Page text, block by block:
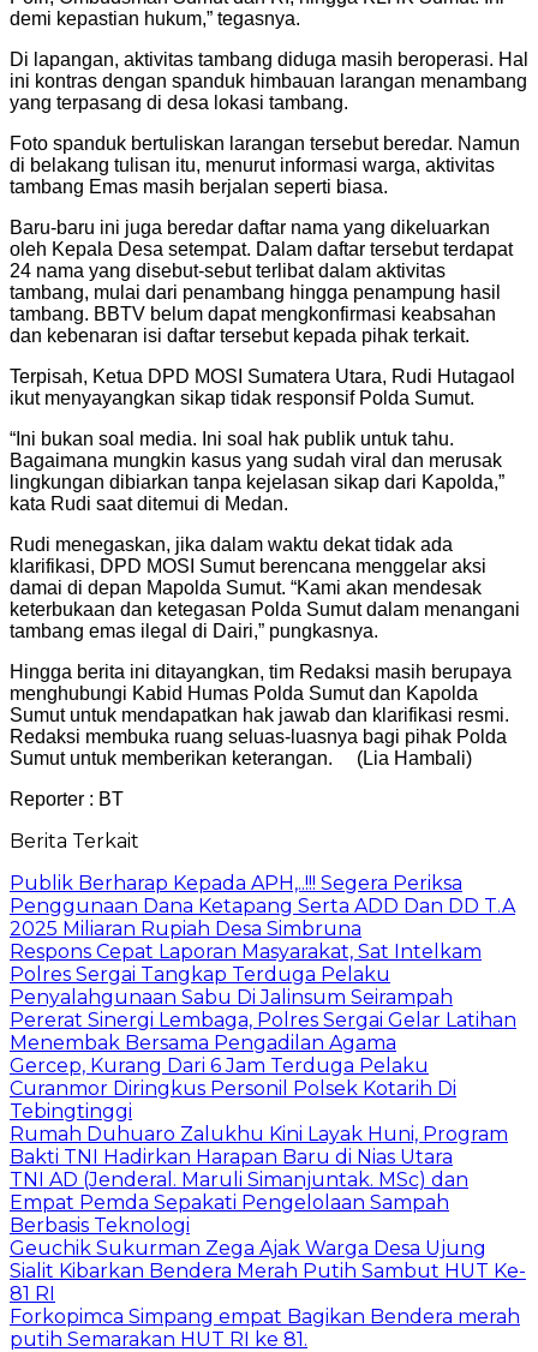
demi kepastian hukum,” tegasnya.
Di lapangan, aktivitas tambang diduga masih beroperasi. Hal
ini kontras dengan spanduk himbauan larangan menambang
yang terpasang di desa lokasi tambang.
Foto spanduk bertuliskan larangan tersebut beredar. Namun
di belakang tulisan itu, menurut informasi warga, aktivitas
tambang Emas masih berjalan seperti biasa.
Baru-baru ini juga beredar daftar nama yang dikeluarkan
oleh Kepala Desa setempat. Dalam daftar tersebut terdapat
24 nama yang disebut-sebut terlibat dalam aktivitas
tambang, mulai dari penambang hingga penampung hasil
tambang. BBTV belum dapat mengkonfirmasi keabsahan
dan kebenaran isi daftar tersebut kepada pihak terkait.
Terpisah, Ketua DPD MOSI Sumatera Utara, Rudi Hutagaol
ikut menyayangkan sikap tidak responsif Polda Sumut.
“Ini bukan soal media. Ini soal hak publik untuk tahu.
Bagaimana mungkin kasus yang sudah viral dan merusak
lingkungan dibiarkan tanpa kejelasan sikap dari Kapolda,”
kata Rudi saat ditemui di Medan.
Rudi menegaskan, jika dalam waktu dekat tidak ada
klarifikasi, DPD MOSI Sumut berencana menggelar aksi
damai di depan Mapolda Sumut. “Kami akan mendesak
keterbukaan dan ketegasan Polda Sumut dalam menangani
tambang emas ilegal di Dairi,” pungkasnya.
Hingga berita ini ditayangkan, tim Redaksi masih berupaya
menghubungi Kabid Humas Polda Sumut dan Kapolda
Sumut untuk mendapatkan hak jawab dan klarifikasi resmi.
Redaksi membuka ruang seluas-luasnya bagi pihak Polda
Sumut untuk memberikan keterangan. (Lia Hambali)
Reporter : BT
Berita Terkait
Publik Berharap Kepada APH,..!!! Segera Periksa
Penggunaan Dana Ketapang Serta ADD Dan DD T.A
2025 Miliaran Rupiah Desa Simbruna
Respons Cepat Laporan Masyarakat, Sat Intelkam
Polres Sergai Tangkap Terduga Pelaku
Penyalahgunaan Sabu Di Jalinsum Seirampah
Pererat Sinergi Lembaga, Polres Sergai Gelar Latihan
Menembak Bersama Pengadilan Agama
Gercep, Kurang Dari 6 Jam Terduga Pelaku
Curanmor Diringkus Personil Polsek Kotarih Di
Tebingtinggi
Rumah Duhuaro Zalukhu Kini Layak Huni, Program
Bakti TNI Hadirkan Harapan Baru di Nias Utara
TNI AD (Jenderal. Maruli Simanjuntak. MSc) dan
Empat Pemda Sepakati Pengelolaan Sampah
Berbasis Teknologi
Geuchik Sukurman Zega Ajak Warga Desa Ujung
Sialit Kibarkan Bendera Merah Putih Sambut HUT Ke-
81 RI
Forkopimca Simpang empat Bagikan Bendera merah
putih Semarakan HUT RI ke 81.